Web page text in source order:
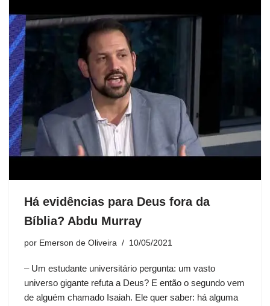
Há evidências para Deus fora da
Bíblia? Abdu Murray
por Emerson de Oliveira 10/05/2021
– Um estudante universitário pergunta: um vasto
universo gigante refuta a Deus? E então o segundo vem
de alguém chamado Isaiah. Ele quer saber: há alguma